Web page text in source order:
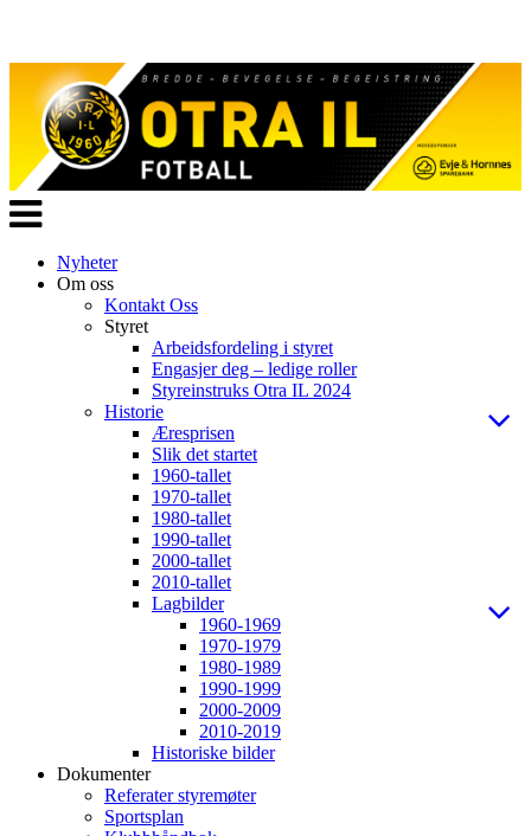
Veksle
navigasjon
Nyheter
Om oss
Kontakt Oss
Styret
Arbeidsfordeling i styret
Engasjer deg – ledige roller
Styreinstruks Otra IL 2024
Historie
Æresprisen
Slik det startet
1960-tallet
1970-tallet
1980-tallet
1990-tallet
2000-tallet
2010-tallet
Lagbilder
1960-1969
1970-1979
1980-1989
1990-1999
2000-2009
2010-2019
Historiske bilder
Dokumenter
Referater styremøter
Sportsplan